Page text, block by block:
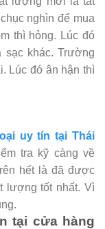
nghìn để mua
thì hỏng. Lúc đó
khác. Trường
Lúc đó ân hận thì
uy tín tại Thái
tra kỹ càng về
hết là đã được
lượng tốt nhất. Vì
tại cửa hàng